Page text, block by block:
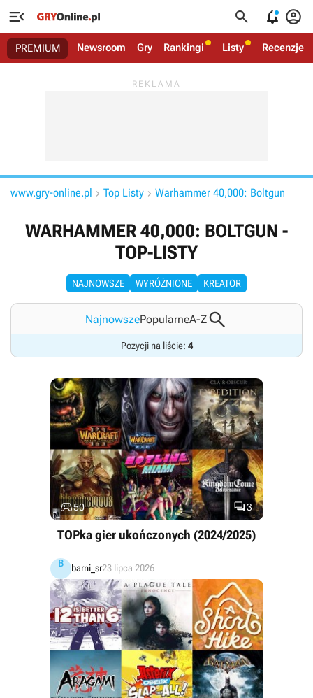
   
PREMIUM Newsroom Gry Rankingi Listy Recenzje
www.gry-online.pl  Top Listy  Warhammer 40,000: Boltgun
WARHAMMER 40,000: BOLTGUN -
TOP-LISTY
NAJNOWSZE WYRÓŻNIONE KREATOR
NajnowszePopularneA-Z
Pozycji na liście: 4
3
50
TOPka gier ukończonych (2024/2025)
B barni_sr23 lipca 2026